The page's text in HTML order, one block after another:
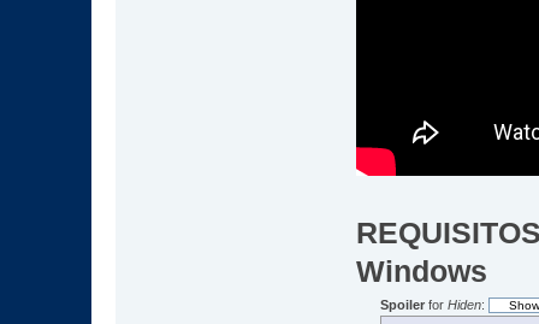
Windows
Spoilerfor Hiden: